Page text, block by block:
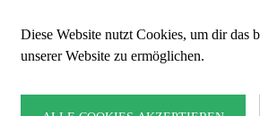
Hiermit akzeptiere
Diese Website nutzt Cookies, um dir das
unserer Website zu ermöglichen.